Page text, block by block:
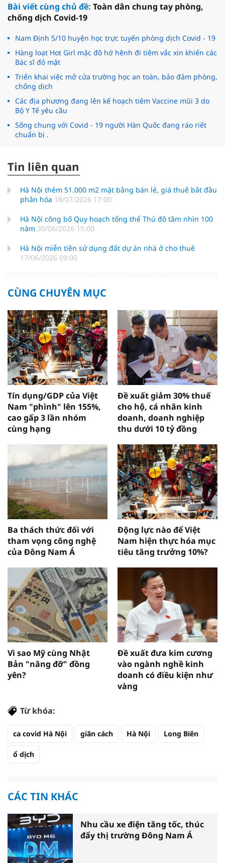
Bài viết cùng chủ đề: Toàn dân chung tay phòng,
chống dịch Covid-19
Nam Định 5/10 huyện học trực tuyến phòng dịch Covid - 19
Hàng loạt Hot Girl mặc đồ hớ hênh đi tiêm vắc xin khiến các
Bác sĩ đỏ mặt
Triển khai việc mở cửa trường học an toàn, bảo đảm phòng,
chống dịch
Các địa phương đang lên kế hoạch tiêm Vaccine mũi 3 do
Bộ Y Tế yêu cầu
Sống chung với Covid - 19 người Hàn Quốc đang ráo riết
chuẩn bị .
Tin liên quan
Hà Nội thêm 51.000 m2 mặt bằng bán lẻ, giá thuê bắt đầu
phân hóa 18/07/2026 17:00
Hà Nội công bố Quy hoạch tổng thể Thủ đô tầm nhìn 100
năm 30/06/2026 15:00
Hà Nội miễn tiền sử dụng đất dự án nhà ở cho thuê
17/06/2026 09:00
CÙNG CHUYÊN MỤC
Tín dụng/GDP của Việt
Nam "phình" lên 155%,
cao gấp 3 lần nhóm
cùng hạng
Đề xuất giảm 30% thuế
cho hộ, cá nhân kinh
doanh, doanh nghiệp
thu dưới 10 tỷ đồng
Ba thách thức đối với
tham vọng công nghệ
của Đông Nam Á
Động lực nào để Việt
Nam hiện thực hóa mục
tiêu tăng trưởng 10%?
Vì sao Mỹ cùng Nhật
Bản "nâng đỡ" đồng
yên?
Đề xuất đưa kim cương
vào ngành nghề kinh
doanh có điều kiện như
vàng
Từ khóa:
ca covid Hà Nội giãn cách Hà Nội Long Biên
ổ dịch
CÁC TIN KHÁC
Nhu cầu xe điện tăng tốc, thúc
đẩy thị trường Đông Nam Á